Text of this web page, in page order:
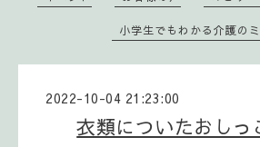
小学生でもわかる介護の
2022-10-04 21:23:00
衣類についたおしっ